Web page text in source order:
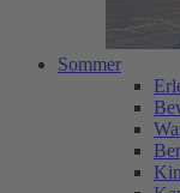
Sommer